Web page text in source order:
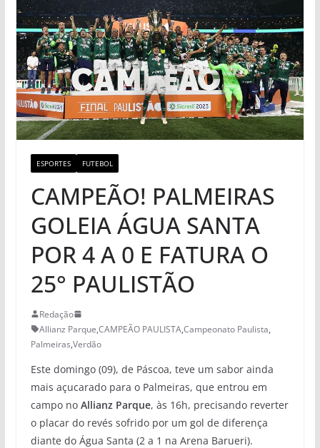
ESPORTES FUTEBOL
CAMPEÃO! PALMEIRAS
GOLEIA ÁGUA SANTA
POR 4 A 0 E FATURA O
25° PAULISTÃO
Redação
Allianz Parque,CAMPEÃO PAULISTA,Campeonato Paulista,
Palmeiras,Verdão
Este domingo (09), de Páscoa, teve um sabor ainda
mais açucarado para o Palmeiras, que entrou em
campo no Allianz Parque, às 16h, precisando reverter
o placar do revés sofrido por um gol de diferença
diante do Água Santa (2 a 1 na Arena Barueri).